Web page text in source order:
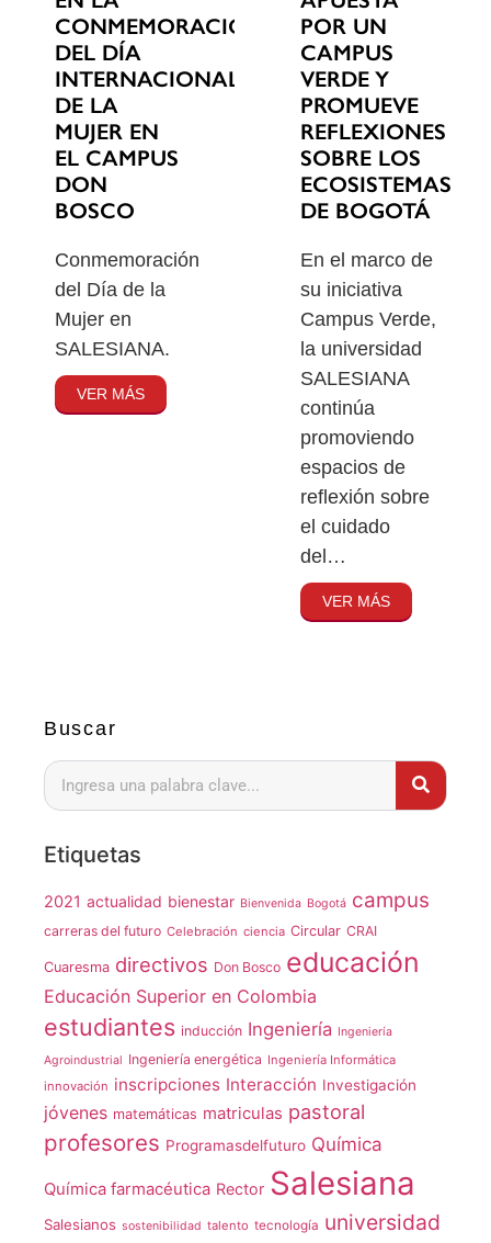
Buscar
Etiquetas
2021 actualidad bienestar Bienvenida Bogotá campus
carreras del futuro Celebración ciencia Circular CRAI
Cuaresma directivos Don Bosco educación
Educación Superior en Colombia
estudiantes inducción Ingeniería Ingeniería
Agroindustrial Ingeniería energética Ingeniería Informática
innovación inscripciones Interacción Investigación
jóvenes matemáticas matriculas pastoral
profesores Programasdelfuturo Química
Química farmacéutica Rector Salesiana
Salesianos sostenibilidad talento tecnología universidad
CONMEMORACIÓN
DEL DÍA
INTERNACIONAL
DE LA
MUJER EN
EL CAMPUS
DON
BOSCO
Conmemoración
del Día de la
Mujer en
SALESIANA.
VER MÁS
POR UN
CAMPUS
VERDE Y
PROMUEVE
REFLEXIONES
SOBRE LOS
ECOSISTEMAS
DE BOGOTÁ
En el marco de
su iniciativa
Campus Verde,
la universidad
SALESIANA
continúa
promoviendo
espacios de
reflexión sobre
el cuidado
del…
VER MÁS